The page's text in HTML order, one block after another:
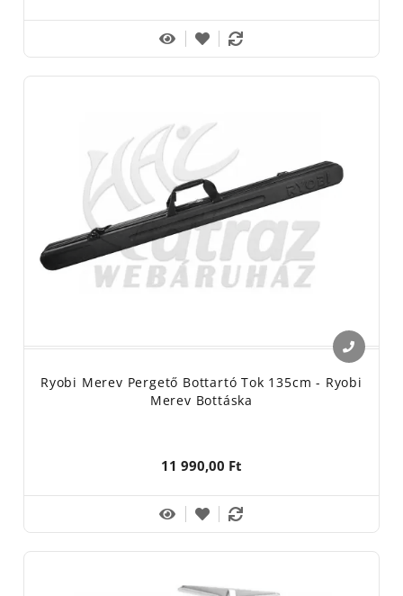
Ryobi Merev Pergető Bottartó Tok 135cm - Ryobi
Merev Bottáska
11 990,00 Ft